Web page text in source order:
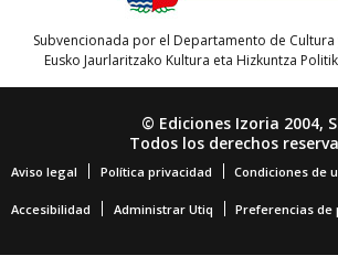
Subvencionada por el Departamento de Cultura
Eusko Jaurlaritzako Kultura eta Hizkuntza
© Ediciones Izoria 2004,
Todos los derechos
Aviso legal Política privacidad Condiciones de
Accesibilidad Administrar Utiq Preferencias de